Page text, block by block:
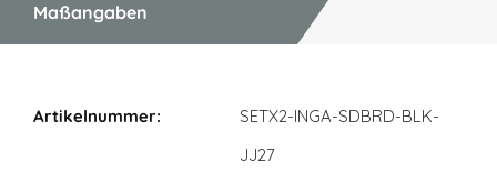
Maßangaben
SETX2-INGA-SDBRD-BLK-
JJ27